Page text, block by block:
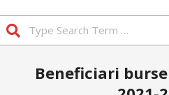
NavigationBeneficiari